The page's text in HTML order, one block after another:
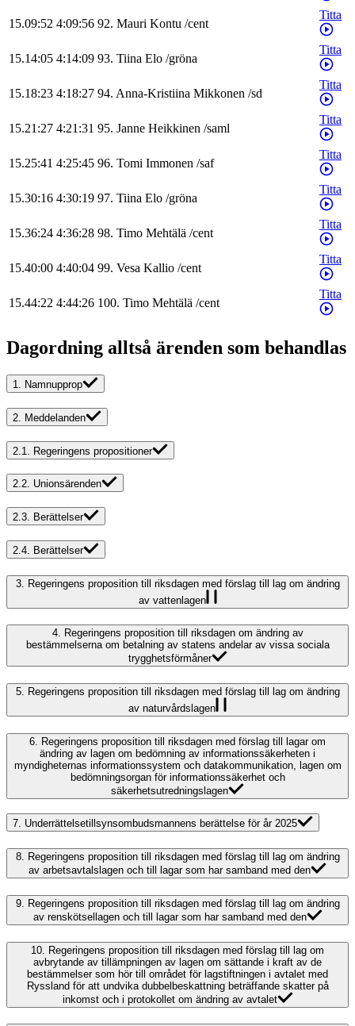
15.09:52 4:09:56 92. Mauri Kontu /cent
Titta
15.14:05 4:14:09 93. Tiina Elo /gröna
Titta
15.18:23 4:18:27 94. Anna-Kristiina Mikkonen /sd
Titta
15.21:27 4:21:31 95. Janne Heikkinen /saml
Titta
15.25:41 4:25:45 96. Tomi Immonen /saf
Titta
15.30:16 4:30:19 97. Tiina Elo /gröna
Titta
15.36:24 4:36:28 98. Timo Mehtälä /cent
Titta
15.40:00 4:40:04 99. Vesa Kallio /cent
Titta
15.44:22 4:44:26 100. Timo Mehtälä /cent
Titta
Dagordning alltså ärenden som behandlas
1. Namnupprop
2. Meddelanden
2.1. Regeringens propositioner
2.2. Unionsärenden
2.3. Berättelser
2.4. Berättelser
3. Regeringens proposition till riksdagen med förslag till lag om ändring
av vattenlagen
4. Regeringens proposition till riksdagen om ändring av
bestämmelserna om betalning av statens andelar av vissa sociala
trygghetsförmåner
5. Regeringens proposition till riksdagen med förslag till lag om ändring
av naturvårdslagen
6.
Regeringens proposition till riksdagen med förslag till lagar om
ändring av lagen om bedömning av informationssäkerheten i
myndigheternas informationssystem och datakommunikation, lagen om
bedömningsorgan för informationssäkerhet och
säkerhetsutredningslagen
7. Underrättelsetillsynsombudsmannens berättelse för år 2025
8. Regeringens proposition till riksdagen med förslag till lag om ändring
av arbetsavtalslagen och till lagar som har samband med den
9.
Regeringens proposition till riksdagen med förslag till lag om ändring
av renskötsellagen och till lagar som har samband med den
10. Regeringens proposition till riksdagen med förslag till lag om
avbrytande av tillämpningen av lagen om sättande i kraft av de
bestämmelser som hör till området för lagstiftningen i avtalet med
Ryssland för att undvika dubbelbeskattning beträffande skatter på
inkomst och i protokollet om ändring av avtalet